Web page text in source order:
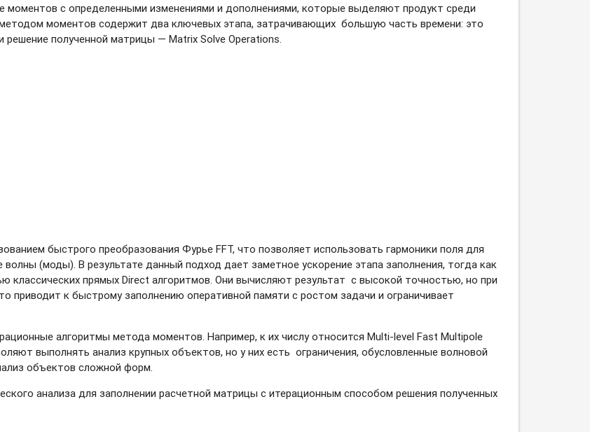
моментов с определенными изменениями и дополнениями, которые выделяют продукт среди
моментов содержит два ключевых этапа, затрачивающих большую часть времени: это
решение полученной матрицы — Matrix Solve Operations.
быстрого преобразования Фурье FFT, что позволяет использовать гармоники поля для
(моды). В результате данный подход дает заметное ускорение этапа заполнения, тогда как
классических прямых Direct алгоритмов. Они вычисляют результат с высокой точностью, но при
приводит к быстрому заполнению оперативной памяти с ростом задачи и ограничивает
алгоритмы метода моментов. Например, к их числу относится Multi-level Fast Multipole
выполнять анализ крупных объектов, но у них есть ограничения, обусловленные волновой
объектов сложной форм.
анализа для заполнении расчетной матрицы с итерационным способом решения полученных